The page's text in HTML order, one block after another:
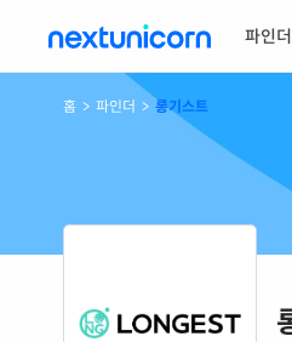
파인더
홈 > 파인더 > 롱기스트